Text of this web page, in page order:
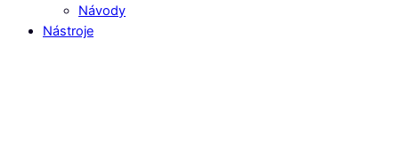
Návody
Nástroje